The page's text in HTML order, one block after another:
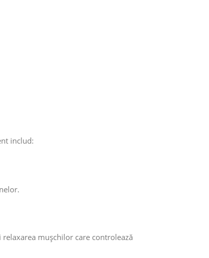
includ:
mușchilor care controlează